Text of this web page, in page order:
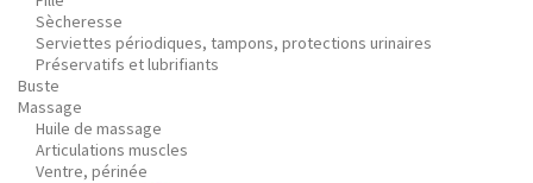
Sècheresse
Serviettes périodiques, tampons, protections urinaires
Préservatifs et lubrifiants
Buste
Massage
Huile de massage
Articulations muscles
Ventre, périnée